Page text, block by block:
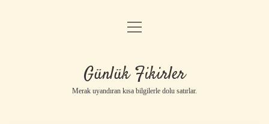
Anasayfa
Yasal Uyarı
menüyü
Günlük Fikirler
Merak uyandıran kısa bilgilerle dolu satırlar.